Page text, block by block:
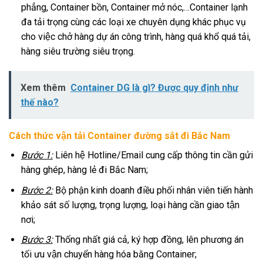
phẳng, Container bồn, Container mở nóc,…Container lạnh
đa tải trọng cùng các loại xe chuyên dụng khác phục vụ
cho việc chở hàng dự án công trình, hàng quá khổ quá tải,
hàng siêu trường siêu trọng.
Xem thêm Container DG là gì? Được quy định như
thế nào?
Cách thức vận tải Container đường sắt đi Bắc Nam
Bước 1:Liên hệ Hotline/Email cung cấp thông tin cần gửi
hàng ghép, hàng lẻ đi Bắc Nam;
Bước 2:Bộ phận kinh doanh điều phối nhân viên tiến hành
khảo sát số lượng, trọng lượng, loại hàng cần giao tận
nơi;
Bước 3:Thống nhất giá cả, ký hợp đồng, lên phương án
tối ưu vận chuyển hàng hóa bằng Container;